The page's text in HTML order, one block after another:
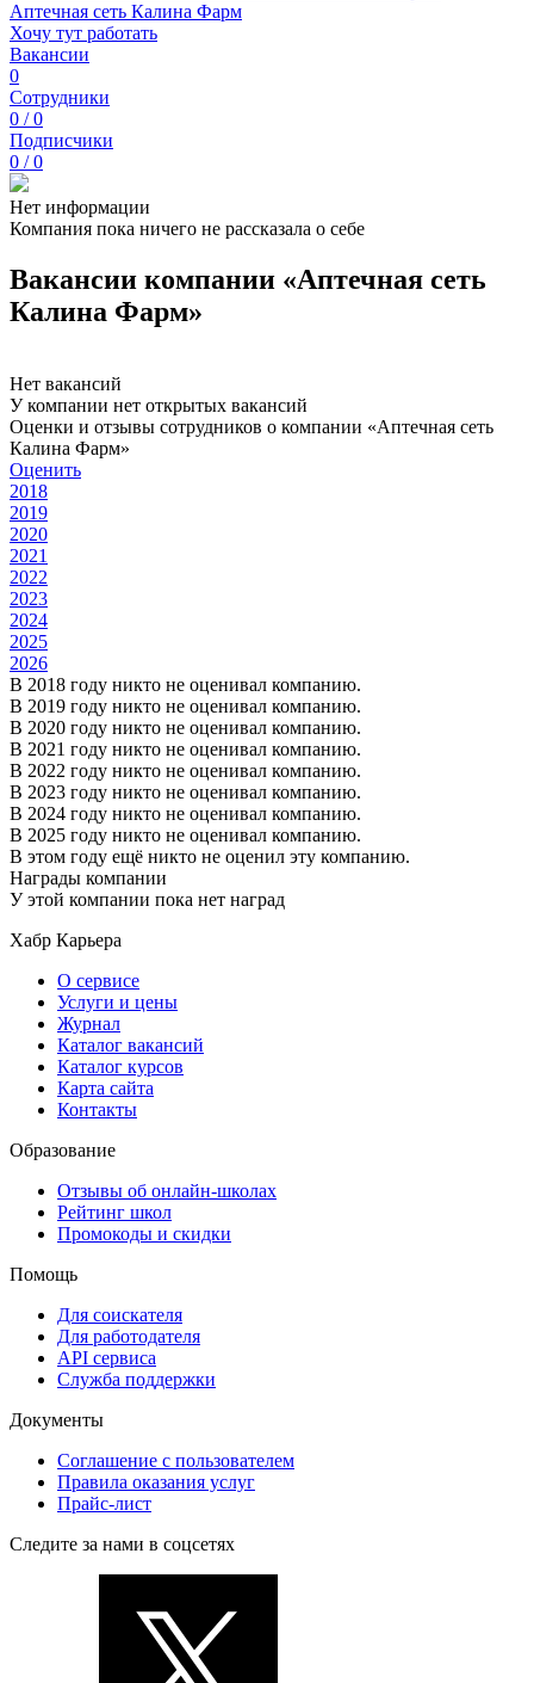
Аптечная сеть Калина Фарм
Хочу тут работать
Вакансии
0
Сотрудники
0 / 0
Подписчики
0 / 0
Нет информации
Компания пока ничего не рассказала о себе
Вакансии компании «Аптечная сеть
Калина Фарм»
Нет вакансий
У компании нет открытых вакансий
Оценки и отзывы сотрудников о компании «Аптечная сеть
Калина Фарм»
Оценить
2018
2019
2020
2021
2022
2023
2024
2025
2026
В 2018 году никто не оценивал компанию.
В 2019 году никто не оценивал компанию.
В 2020 году никто не оценивал компанию.
В 2021 году никто не оценивал компанию.
В 2022 году никто не оценивал компанию.
В 2023 году никто не оценивал компанию.
В 2024 году никто не оценивал компанию.
В 2025 году никто не оценивал компанию.
В этом году ещё никто не оценил эту компанию.
Награды компании
У этой компании пока нет наград
Хабр Карьера
О сервисе
Услуги и цены
Журнал
Каталог вакансий
Каталог курсов
Карта сайта
Контакты
Образование
Отзывы об онлайн-школах
Рейтинг школ
Промокоды и скидки
Помощь
Для соискателя
Для работодателя
API сервиса
Служба поддержки
Документы
Соглашение с пользователем
Правила оказания услуг
Прайс-лист
Следите за нами в соцсетях